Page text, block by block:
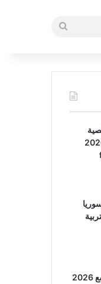
بحث
المركزي 2026
في سوريا
تحميل تطبيق نتائج التاسع 2026